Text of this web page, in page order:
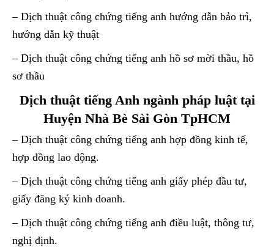
– Dịch thuật công chứng tiếng anh hướng dẫn bảo trì,
hướng dẫn kỹ thuật
– Dịch thuật công chứng tiếng anh hồ sơ mời thầu, hồ
sơ thầu
Dịch thuật tiếng Anh ngành pháp luật tại
Huyện Nhà Bè Sài Gòn TpHCM
– Dịch thuật công chứng tiếng anh hợp đồng kinh tế,
hợp đồng lao động.
– Dịch thuật công chứng tiếng anh giấy phép đầu tư,
giấy đăng ký kinh doanh.
– Dịch thuật công chứng tiếng anh điều luật, thông tư,
nghị định.